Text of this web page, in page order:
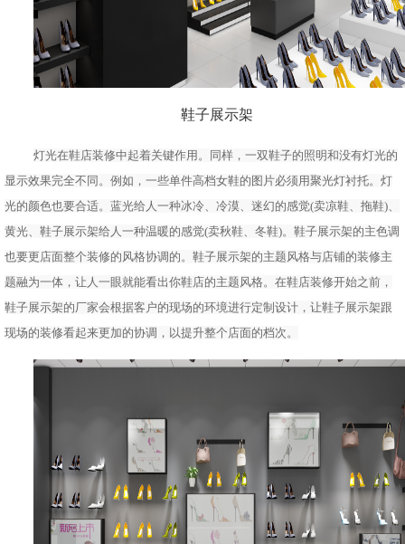
鞋子展示架
灯光在鞋店装修中起着关键作用。同样，一双鞋子的照明和没有灯光的
显示效果完全不同。例如，一些单件高档女鞋的图片必须用聚光灯衬托。灯
光的颜色也要合适。蓝光给人一种冰冷、冷漠、迷幻的感觉(卖凉鞋、拖鞋)、
黄光、鞋子展示架给人一种温暖的感觉(卖秋鞋、冬鞋)。鞋子展示架的主色调
也要更店面整个装修的风格协调的。鞋子展示架的主题风格与店铺的装修主
题融为一体，让人一眼就能看出你鞋店的主题风格。在鞋店装修开始之前，
鞋子展示架的厂家会根据客户的现场的环境进行定制设计，让鞋子展示架跟
现场的装修看起来更加的协调，以提升整个店面的档次。